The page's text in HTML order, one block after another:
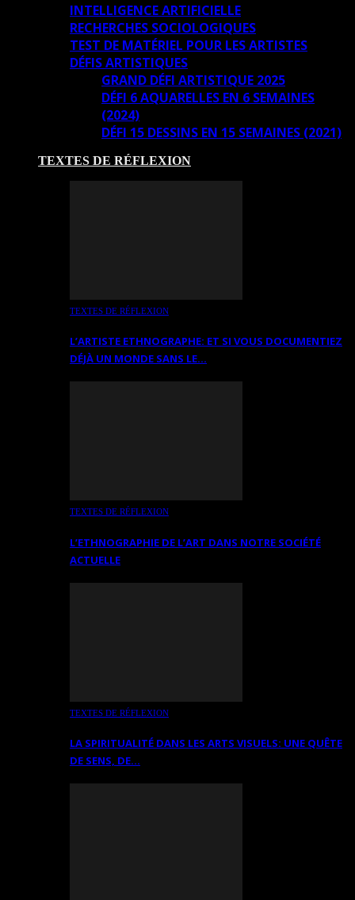
INTELLIGENCE ARTIFICIELLE
RECHERCHES SOCIOLOGIQUES
TEST DE MATÉRIEL POUR LES ARTISTES
DÉFIS ARTISTIQUES
GRAND DÉFI ARTISTIQUE 2025
DÉFI 6 AQUARELLES EN 6 SEMAINES
(2024)
DÉFI 15 DESSINS EN 15 SEMAINES (2021)
TEXTES DE RÉFLEXION
TEXTES DE RÉFLEXION
L’ARTISTE ETHNOGRAPHE: ET SI VOUS DOCUMENTIEZ
DÉJÀ UN MONDE SANS LE…
TEXTES DE RÉFLEXION
L’ETHNOGRAPHIE DE L’ART DANS NOTRE SOCIÉTÉ
ACTUELLE
TEXTES DE RÉFLEXION
LA SPIRITUALITÉ DANS LES ARTS VISUELS: UNE QUÊTE
DE SENS, DE…